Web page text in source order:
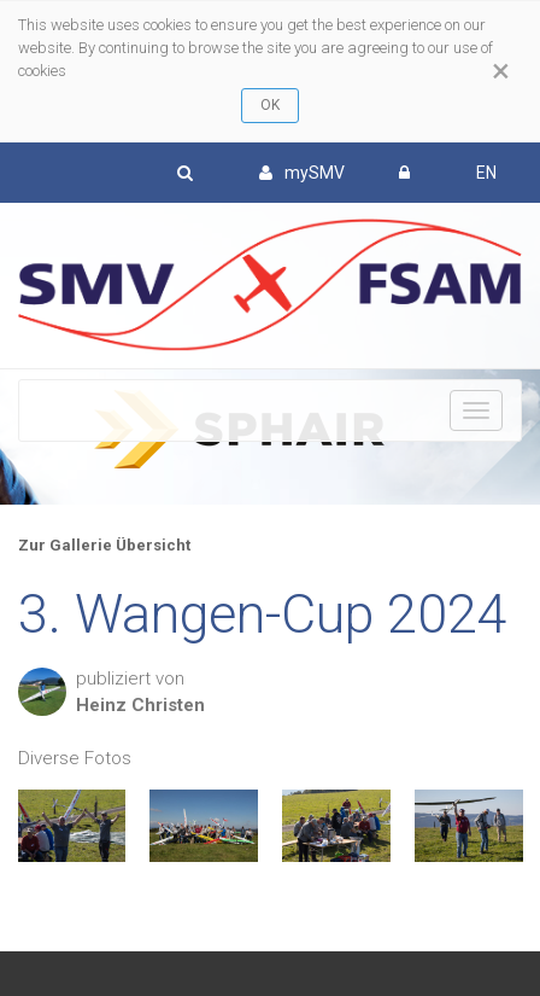
×
This website uses cookies to ensure you get the best experience on our
website. By continuing to browse the site you are agreeing to our use of
cookies
mySMV EN
Zur Gallerie Übersicht
3. Wangen-Cup 2024
publiziert von
Heinz Christen
Diverse Fotos